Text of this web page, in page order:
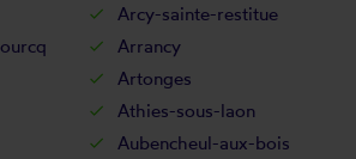
Arcy-sainte-restitue
Arrancy
Artonges
Athies-sous-laon
Aubencheul-aux-bois